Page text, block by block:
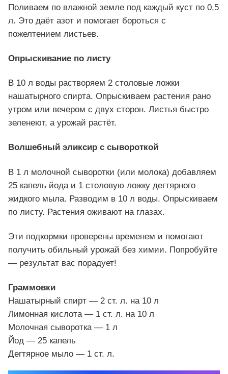
Поливаем по влажной земле под каждый куст по 0,5
л. Это даёт азот и помогает бороться с
пожелтением листьев.
Опрыскивание по листу
В 10 л воды растворяем 2 столовые ложки
нашатырного спирта. Опрыскиваем растения рано
утром или вечером с двух сторон. Листья быстро
зеленеют, а урожай растёт.
Волшебный эликсир с сывороткой
В 1 л молочной сыворотки (или молока) добавляем
25 капель йода и 1 столовую ложку дегтярного
жидкого мыла. Разводим в 10 л воды. Опрыскиваем
по листу. Растения оживают на глазах.
Эти подкормки проверены временем и помогают
получить обильный урожай без химии. Попробуйте
— результат вас порадует!
Граммовки
Нашатырный спирт — 2 ст. л. на 10 л
Лимонная кислота — 1 ст. л. на 10 л
Молочная сыворотка — 1 л
Йод — 25 капель
Дегтярное мыло — 1 ст. л.